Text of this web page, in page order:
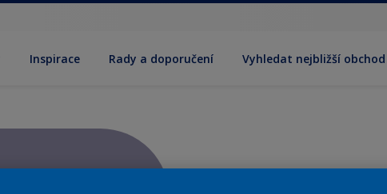
Inspirace Rady a doporučení Vyhledat nejbližší obchod